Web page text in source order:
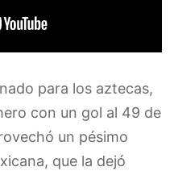
para los aztecas,
con un gol al 49 de
un pésimo
que la dejó